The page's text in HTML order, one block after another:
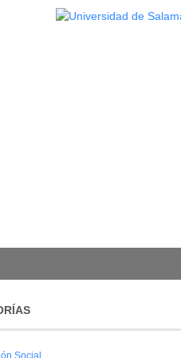
Social